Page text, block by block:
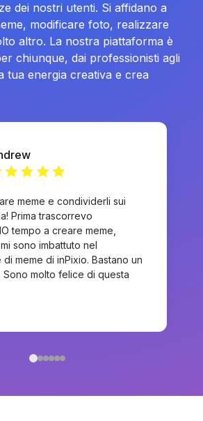
dei nostri utenti. Si affidano a
modificare foto, realizzare
altro. La nostra piattaforma è
chiunque, dai professionisti agli
tua energia creativa e crea
meme e condividerli sui
Prima trascorrevo
tempo a creare meme,
sono imbattuto nel
meme di inPixio. Bastano un
Sono molto felice di questa